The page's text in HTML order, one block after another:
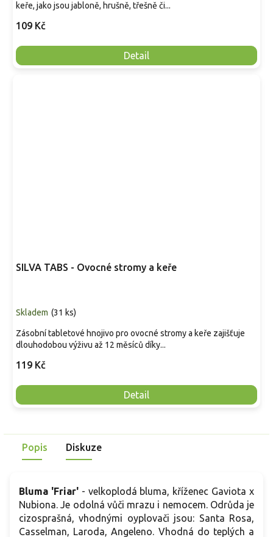
109 Kč
Detail
keře, jako jsou jabloně, hrušně, třešně či...
SILVA TABS - Ovocné stromy a keře
Skladem (31 ks)
119 Kč
Detail
Zásobní tabletové hnojivo pro ovocné stromy a keře zajišťuje
dlouhodobou výživu až 12 měsíců díky...
Popis Diskuze
Bluma 'Friar'- velkoplodá bluma, kříženec Gaviota x
Nubiona. Je odolná vůči mrazu i nemocem. Odrůda je
cizosprašná, vhodnými oyplovači jsou: Santa Rosa,
Casselman, Laroda, Angeleno. Vhodná do teplých a